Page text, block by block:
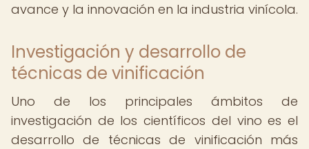
avance y la innovación en la industria vinícola.
Investigación y desarrollo de
técnicas de vinificación
Uno de los principales ámbitos de
investigación de los científicos del vino es el
desarrollo de técnicas de vinificación más